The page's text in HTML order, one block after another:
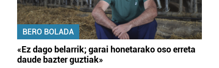
BERO BOLADA
«Ez dago belarrik; garai honetarako oso erreta
daude bazter guztiak»